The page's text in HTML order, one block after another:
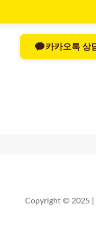
카카오톡 상
Copyright © 2025 |